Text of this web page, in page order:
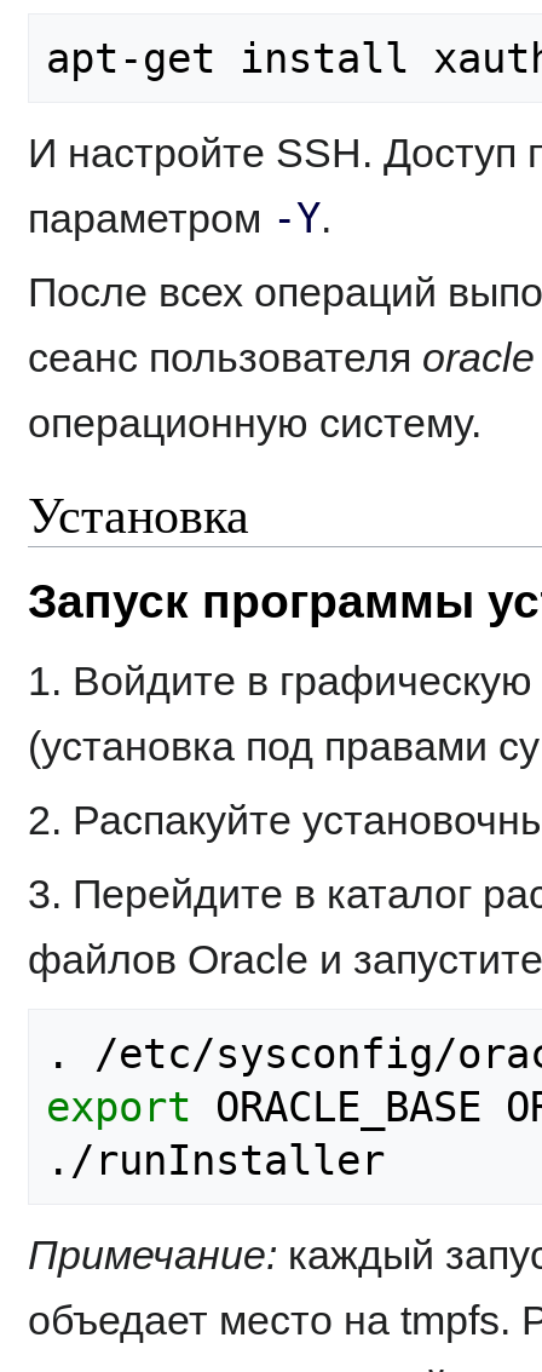
И настройте SSH. Доступ
параметром -Y.
После всех операций
сеанс пользователя oracle
операционную систему.
Установка
Запуск программы
1. Войдите в
(установка под правами
2. Распакуйте
3. Перейдите в каталог
файлов Oracle и запустите
export ORACLE_BASE
Примечание: каждый
объедает место на tmpfs.